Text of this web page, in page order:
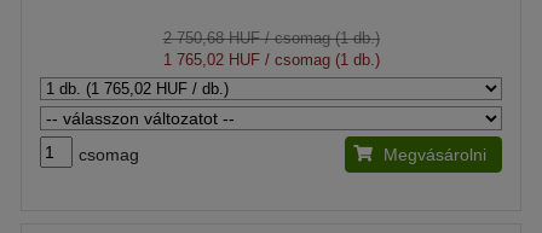
2 750,68 HUF/ csomag (1 db.)
1 765,02 HUF/ csomag (1 db.)
csomag Megvásárolni